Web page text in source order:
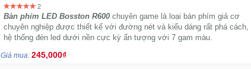
2
Bàn phím LED Bosston R600 chuyên game là loại bàn phím giả cơ
chuyên nghiệp được thiết kế với đường nét và kiểu dáng rất phá cách,
hệ thống đèn led dưới nền cực kỳ ấn tượng với 7 gam màu.
Giá mua: 245,000₫